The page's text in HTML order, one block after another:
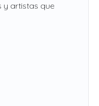
y artistas que